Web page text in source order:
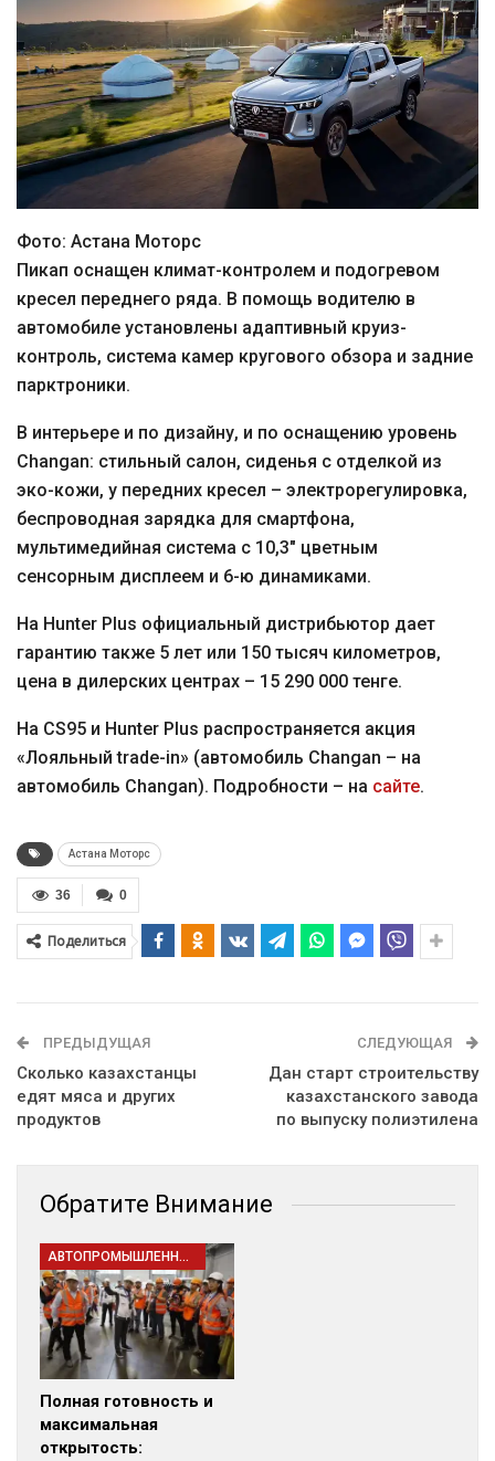
Фото: Астана Моторс
Пикап оснащен климат-контролем и подогревом
кресел переднего ряда. В помощь водителю в
автомобиле установлены адаптивный круиз-
контроль, система камер кругового обзора и задние
парктроники.
В интерьере и по дизайну, и по оснащению уровень
Changan: стильный салон, сиденья с отделкой из
эко-кожи, у передних кресел – электрорегулировка,
беспроводная зарядка для смартфона,
мультимедийная система с 10,3″ цветным
сенсорным дисплеем и 6-ю динамиками.
На Hunter Plus официальный дистрибьютор дает
гарантию также 5 лет или 150 тысяч километров,
цена в дилерских центрах – 15 290 000 тенге.
На CS95 и Hunter Plus распространяется акция
«Лояльный trade-in» (автомобиль Changan – на
автомобиль Changan). Подробности – на сайте.
Астана Моторс
0
36
Поделиться
ПРЕДЫДУЩАЯ
Сколько казахстанцы
едят мяса и других
продуктов
СЛЕДУЮЩАЯ
Дан старт строительству
казахстанского завода
по выпуску полиэтилена
Обратите Внимание
АВТОПРОМЫШЛЕННОСТЬ
Полная готовность и
максимальная
открытость: